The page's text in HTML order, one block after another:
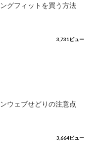
グフィットを買う方法
3,731ビュー
ウェブせどりの注意点
3,664ビュー